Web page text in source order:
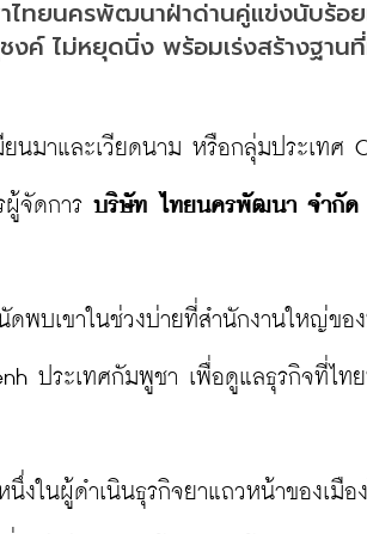
ทยนครพัฒนาฝ่าด่านคู่แข่งนับร้อย
งค์ ไม่หยุดนิ่ง พร้อมเร่งสร้างฐาน
มาและเวียดนาม หรือกลุ่มประเทศ
ผู้จัดการ บริษัท ไทยนครพัฒนา จำกัด
พบเขาในช่วงบ่ายที่สำนักงานใหญ่ข
ประเทศกัมพูชา เพื่อดูแลธุรกิจที่ไท
งในผู้ดำเนินธุรกิจยาแถวหน้าของเมือ